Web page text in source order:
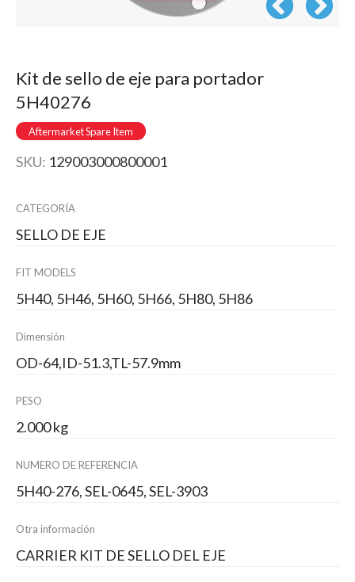
Kit de sello de eje para portador
5H40276
Aftermarket Spare Item
SKU: 129003000800001
CATEGORÍA
SELLO DE EJE
FIT MODELS
5H40, 5H46, 5H60, 5H66, 5H80, 5H86
Dimensión
OD-64,ID-51.3,TL-57.9mm
PESO
2.000 kg
NUMERO DE REFERENCIA
5H40-276, SEL-0645, SEL-3903
Otra información
CARRIER KIT DE SELLO DEL EJE